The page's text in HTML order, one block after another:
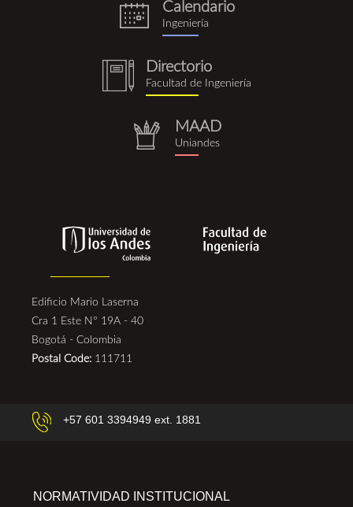
eventos.png
Calendario
Ingeniería
notebook
(1).png
Directorio
Facultad de Ingeniería
repositorio.png
MAAD
Uniandes
Edificio Mario Laserna
Cra 1 Este N° 19A - 40
Bogotá - Colombia
Postal Code: 111711
+57 601 3394949 ext. 1881
NORMATIVIDAD INSTITUCIONAL